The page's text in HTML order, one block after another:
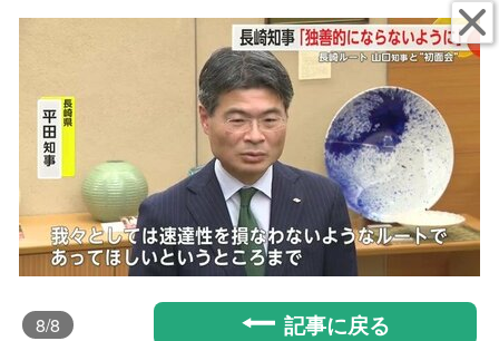
8/8 記事に戻る